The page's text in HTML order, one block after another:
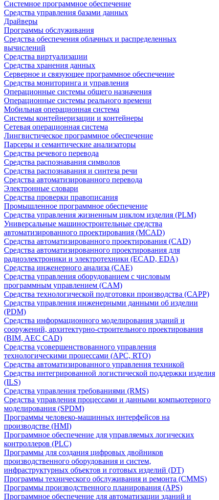
Системное программное обеспечение
Средства управления базами данных
Драйверы
Программы обслуживания
Средства обеспечения облачных и распределенных
вычислений
Средства виртуализации
Средства хранения данных
Серверное и связующее программное обеспечение
Средства мониторинга и управления
Операционные системы общего назначения
Операционные системы реального времени
Мобильная операционная система
Системы контейнеризации и контейнеры
Сетевая операционная система
Лингвистическое программное обеспечение
Парсеры и семантические анализаторы
Средства речевого перевода
Средства распознавания символов
Средства распознавания и синтеза речи
Средства автоматизированного перевода
Электронные словари
Средства проверки правописания
Промышленное программное обеспечение
Средства управления жизненным циклом изделия (PLM)
Универсальные машиностроительные средства
автоматизированного проектирования (MCAD)
Средства автоматизированного проектирования (CAD)
Средства автоматизированного проектирования для
радиоэлектроники и электротехники (ECAD, EDA)
Средства инженерного анализа (CAE)
Средства управления оборудованием с числовым
программным управлением (CAM)
Средства технологической подготовки производства (CAPP)
Средства управления инженерными данными об изделии
(PDM)
Средства информационного моделирования зданий и
сооружений, архитектурно-строительного проектирования
(BIM, AEC CAD)
Средства усовершенствованного управления
технологическими процессами (APC, RTO)
Средства автоматизированного управления техникой
Средства интегрированной логистической поддержки изделия
(ILS)
Средства управления требованиями (RMS)
Средства управления процессами и данными компьютерного
моделирования (SPDM)
Программы человеко-машинных интерфейсов на
производстве (HMI)
Программное обеспечение для управляемых логических
контроллеров (PLC)
Программы для создания цифровых двойников
производственного оборудования и систем,
инфраструктурных объектов и готовых изделий (DT)
Программы технического обслуживания и ремонта (CMMS)
Программы производственного планирования (APS)
Программное обеспечение для автоматизации зданий и